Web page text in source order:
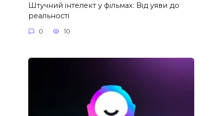
Штучний інтелект у фільмах: Від уяви до
реальності
0 10